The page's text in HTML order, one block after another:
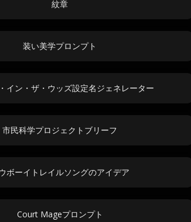
紋章
装い美学プロンプト
イン・ザ・ウッズ設定名ジェネレーター
市民科学プロジェクトブリーフ
ボーイトレイルソングのアイデア
Court Mageプロンプト